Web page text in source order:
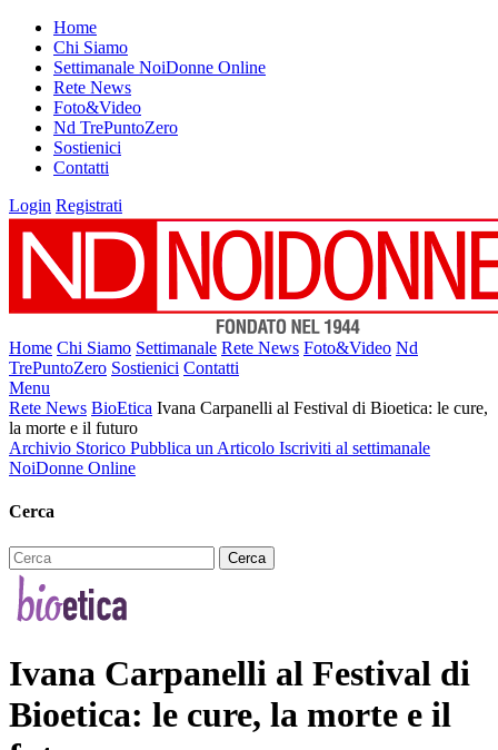
Home
Chi Siamo
Settimanale NoiDonne Online
Rete News
Foto&Video
Nd TrePuntoZero
Sostienici
Contatti
Login Registrati
Home Chi Siamo Settimanale Rete News Foto&Video Nd
TrePuntoZero Sostienici Contatti
Menu
Rete News BioEtica Ivana Carpanelli al Festival di Bioetica: le cure,
la morte e il futuro
Archivio Storico Pubblica un Articolo Iscriviti al settimanale
NoiDonne Online
Cerca
Ivana Carpanelli al Festival di
Bioetica: le cure, la morte e il